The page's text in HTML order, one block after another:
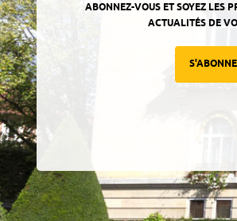
ABONNEZ-VOUS ET SOYEZ LES
ACTUALITÉS DE